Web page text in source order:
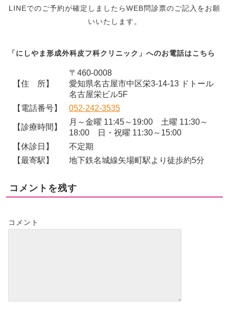
LINEでのご予約が確定しましたらWEB問診票のご記入をお願
いいたします。
「にしやま形成外科皮フ科クリニック」へのお電話はこちら
【住 所】
〒460-0008
愛知県名古屋市中区栄3-14-13 ドトール
名古屋栄ビル5F
【電話番号】
052-242-3535
【診療時間】
月～金曜 11:45～19:00 土曜 11:30～
18:00 日・祝曜 11:30～15:00
【休診日】
不定期
【最寄駅】
地下鉄名城線矢場町駅より徒歩約5分
コメントを残す
コメント